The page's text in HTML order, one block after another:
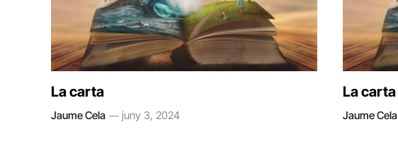
La carta
Jaume Cela juny 3, 2024
La carta
Jaume Cela